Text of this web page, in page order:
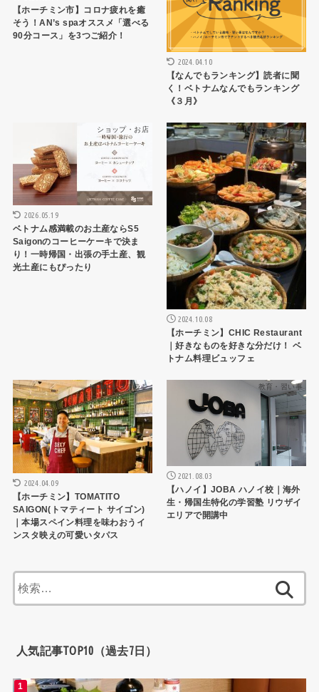
【ホーチミン市】コロナ疲れを癒
そう！AN’s spaオススメ「選べる
90分コース」を3つご紹介！
2024.04.10
【なんでもランキング】読者に聞
く！ベトナムなんでもランキング
《３月》
ショップ・お店
2026.05.19
ベトナム感満載のお土産ならS5
Saigonのコーヒーケーキで決ま
り！一時帰国・出張の手土産、観
光土産にもぴったり
HCMCレストラン
2024.10.08
【ホーチミン】CHIC Restaurant
｜好きなものを好きな分だけ！ ベ
トナム料理ビュッフェ
HCMCレストラン
2024.04.09
【ホーチミン】TOMATITO
SAIGON(トマティート サイゴン)
｜本場スペイン料理を味わおうイ
ンスタ映えの可愛いタパス
教育・習い事
2021.08.03
【ハノイ】JOBA ハノイ校｜海外
生・帰国生特化の学習塾 リウザイ
エリアで開講中
索:
人気記事TOP10（過去7日）